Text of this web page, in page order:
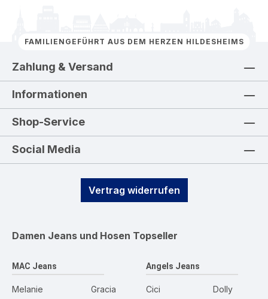
FAMILIENGEFÜHRT AUS DEM HERZEN HILDESHEIMS
Zahlung & Versand
Informationen
Shop-Service
Social Media
Vertrag widerrufen
Damen Jeans und Hosen Topseller
MAC Jeans
Melanie
Gracia
Angels Jeans
Cici
Dolly